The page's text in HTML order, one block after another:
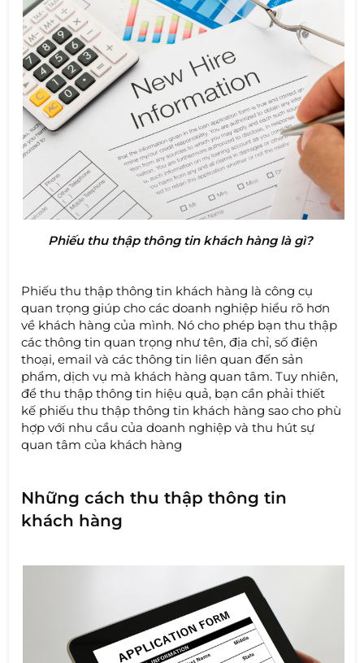
Phiếu thu thập thông tin khách hàng là gì?
Phiếu thu thập thông tin khách hàng là công cụ
quan trọng giúp cho các doanh nghiệp hiểu rõ hơn
về khách hàng của mình. Nó cho phép bạn thu thập
các thông tin quan trọng như tên, địa chỉ, số điện
thoại, email và các thông tin liên quan đến sản
phẩm, dịch vụ mà khách hàng quan tâm. Tuy nhiên,
để thu thập thông tin hiệu quả, bạn cần phải thiết
kế phiếu thu thập thông tin khách hàng sao cho phù
hợp với nhu cầu của doanh nghiệp và thu hút sự
quan tâm của khách hàng
Những cách thu thập thông tin
khách hàng